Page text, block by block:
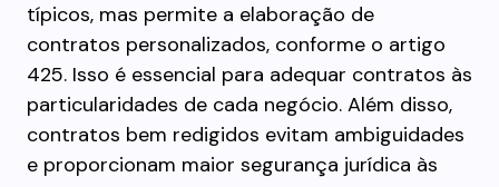
típicos, mas permite a elaboração de
contratos personalizados, conforme o artigo
425. Isso é essencial para adequar contratos às
particularidades de cada negócio. Além disso,
contratos bem redigidos evitam ambiguidades
e proporcionam maior segurança jurídica às